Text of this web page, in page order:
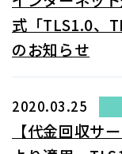
式「TLS1.0、
のお知らせ
2020.03.25
【代金回収サ